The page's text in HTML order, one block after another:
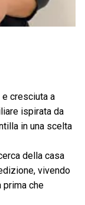
e cresciuta a
ispirata da
in una scelta
della casa
vivendo
prima che